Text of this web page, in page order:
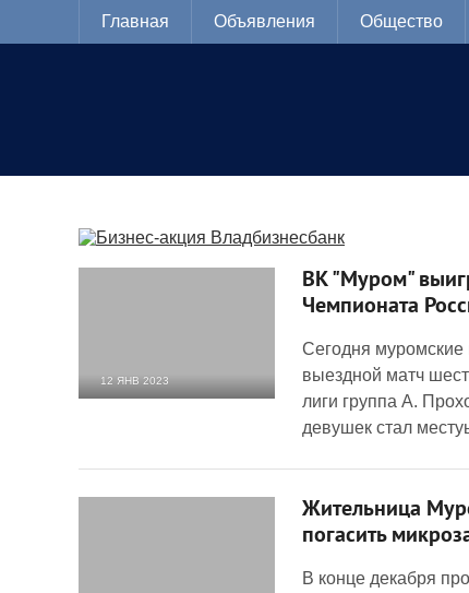
Главная Объявления Общество
12 ЯНВ 2023
ВК "Муром"
Чемпионата
Сегодня муромские
выездной матч
лиги группа А.
девушек стал
Жительница
погасить
В конце декабря